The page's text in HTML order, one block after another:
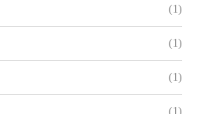
(1)
(1)
(1)
(1)